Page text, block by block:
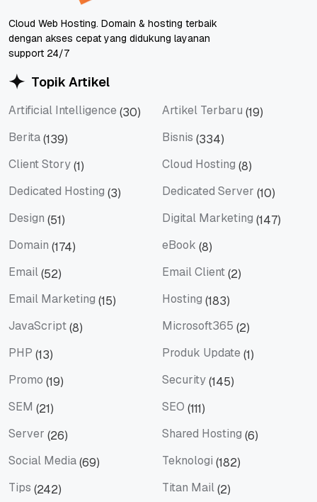
Cloud Web Hosting. Domain & hosting terbaik
dengan akses cepat yang didukung layanan
support 24/7
Topik Artikel
Artificial Intelligence (30) Artikel Terbaru (19)
Berita(139) Bisnis (334)
Client Story(1) Cloud Hosting (8)
Dedicated Hosting (3) Dedicated Server (10)
Design (51) Digital Marketing (147)
Domain (174) eBook (8)
Email(52) Email Client(2)
Email Marketing (15) Hosting (183)
JavaScript(8) Microsoft365 (2)
PHP (13) Produk Update (1)
Promo (19) Security(145)
SEM (21) SEO (111)
Server (26) Shared Hosting (6)
Social Media(69) Teknologi (182)
Tips (242) Titan Mail(2)